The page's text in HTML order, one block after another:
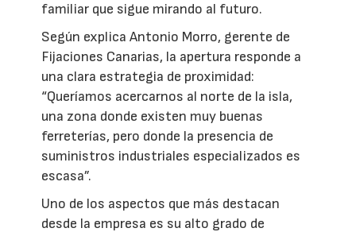
familiar que sigue mirando al futuro.
Según explica Antonio Morro, gerente de
Fijaciones Canarias, la apertura responde a
una clara estrategia de proximidad:
“Queríamos acercarnos al norte de la isla,
una zona donde existen muy buenas
ferreterías, pero donde la presencia de
suministros industriales especializados es
escasa”.
Uno de los aspectos que más destacan
desde la empresa es su alto grado de